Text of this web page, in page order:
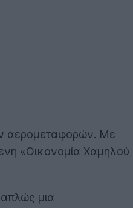
αερομεταφορών. Με
«Οικονομία Χαμηλού
μια